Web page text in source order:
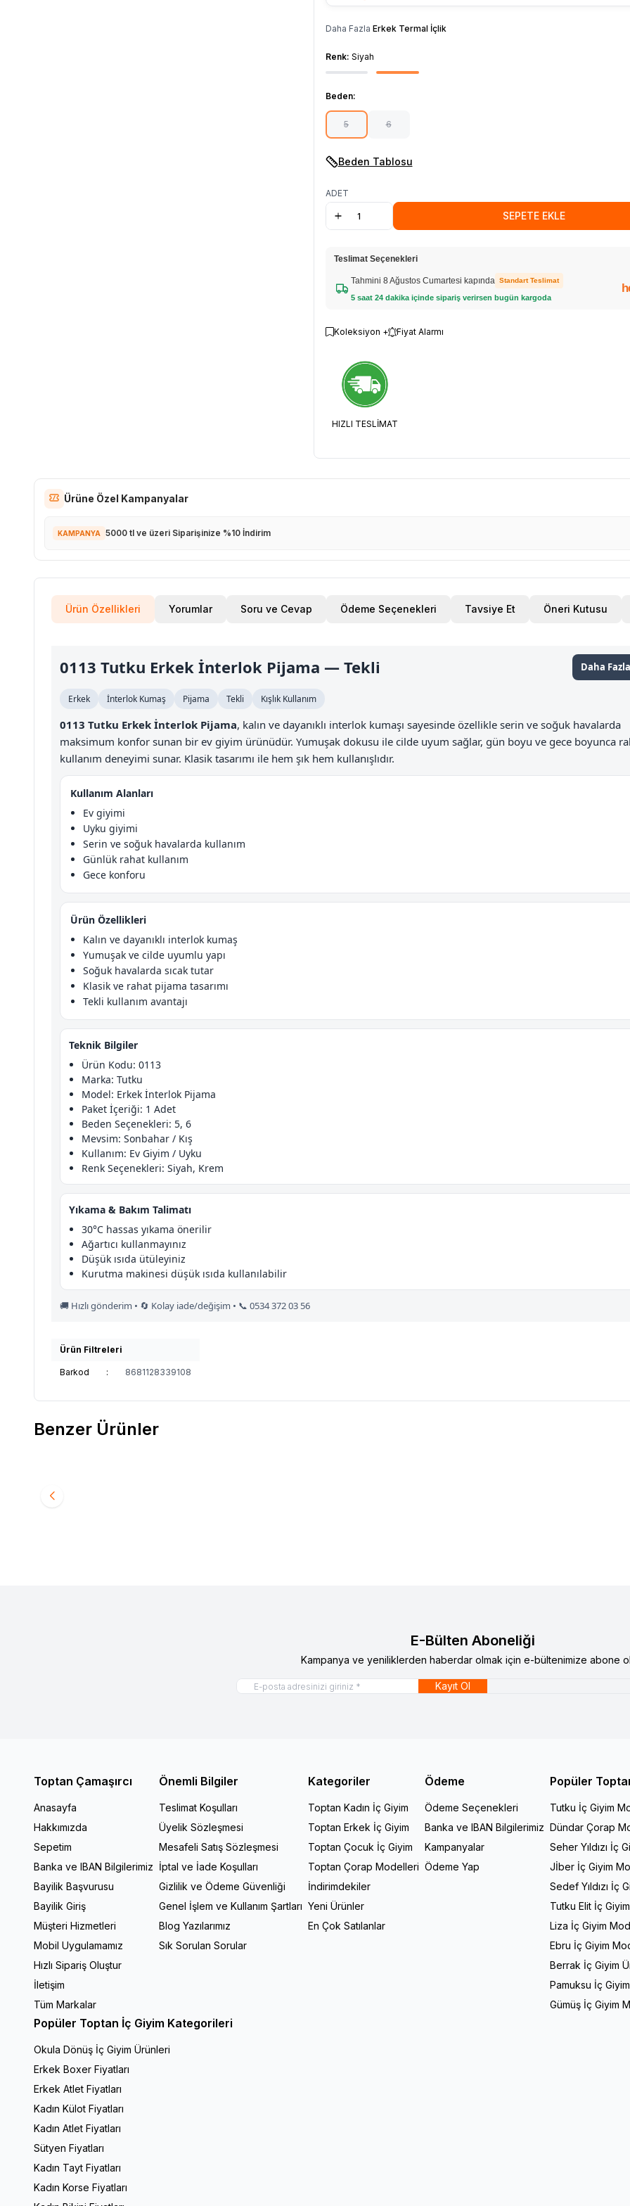
Daha Fazla Erkek Termal İçlik
Renk: Siyah
Beden:
5 6
Beden Tablosu
ADET
SEPETE EKLE
Teslimat Seçenekleri
Tahmini 8 Ağustos Cumartesi kapında Standart Teslimat
5 saat 24 dakika içinde sipariş verirsen bugün kargoda
Koleksiyon + Fiyat Alarmı
HIZLI TESLİMAT
Ürüne Özel Kampanyalar
KAMPANYA 5000 tl ve üzeri Siparişinize %10 İndirim
Ürün Özellikleri Yorumlar Soru ve Cevap Ödeme Seçenekleri Tavsiye Et Öneri Kutusu
0113 Tutku Erkek İnterlok Pijama — Tekli Daha
Erkek İnterlok Kumaş Pijama Tekli Kışlık Kullanım
0113 Tutku Erkek İnterlok Pijama, kalın ve dayanıklı interlok kumaşı sayesinde özellikle serin ve soğuk havalarda
maksimum konfor sunan bir ev giyim ürünüdür. Yumuşak dokusu ile cilde uyum sağlar, gün boyu ve gece boyunca
kullanım deneyimi sunar. Klasik tasarımı ile hem şık hem kullanışlıdır.
Kullanım Alanları
Ev giyimi
Uyku giyimi
Serin ve soğuk havalarda kullanım
Günlük rahat kullanım
Gece konforu
Ürün Özellikleri
Kalın ve dayanıklı interlok kumaş
Yumuşak ve cilde uyumlu yapı
Soğuk havalarda sıcak tutar
Klasik ve rahat pijama tasarımı
Tekli kullanım avantajı
Teknik Bilgiler
Ürün Kodu: 0113
Marka: Tutku
Model: Erkek İnterlok Pijama
Paket İçeriği: 1 Adet
Beden Seçenekleri: 5, 6
Mevsim: Sonbahar / Kış
Kullanım: Ev Giyim / Uyku
Renk Seçenekleri: Siyah, Krem
Yıkama & Bakım Talimatı
30°C hassas yıkama önerilir
Ağartıcı kullanmayınız
Düşük ısıda ütüleyiniz
Kurutma makinesi düşük ısıda kullanılabilir
🚚 Hızlı gönderim • 🔄 Kolay iade/değişim • 📞 0534 372 03 56
Ürün Filtreleri
Barkod : 8681128339108
Benzer Ürünler
694,85
E-Bülten Aboneliği
Kampanya ve yeniliklerden haberdar olmak için e-bültenimize abone
Kayıt Ol
Toptan Çamaşırcı
Anasayfa
Hakkımızda
Sepetim
Banka ve IBAN Bilgilerimiz
Bayilik Başvurusu
Bayilik Giriş
Müşteri Hizmetleri
Mobil Uygulamamız
Hızlı Sipariş Oluştur
İletişim
Tüm Markalar
Önemli Bilgiler
Teslimat Koşulları
Üyelik Sözleşmesi
Mesafeli Satış Sözleşmesi
İptal ve İade Koşulları
Gizlilik ve Ödeme Güvenliği
Genel İşlem ve Kullanım Şartları
Blog Yazılarımız
Sık Sorulan Sorular
Kategoriler
Toptan Kadın İç Giyim
Toptan Erkek İç Giyim
Toptan Çocuk İç Giyim
Toptan Çorap Modelleri
İndirimdekiler
Yeni Ürünler
En Çok Satılanlar
Ödeme
Ödeme Seçenekleri
Banka ve IBAN Bilgilerimiz
Kampanyalar
Ödeme Yap
Popüler
Tutku İç Giyim
Dündar Çorap
Seher Yıldızı İç
Jİber İç Giyim
Sedef Yıldızı İç
Tutku Elit İç
Liza İç Giyim
Ebru İç Giyim
Berrak İç Giyim
Pamuksu İç
Gümüş İç Giyim
Popüler Toptan İç Giyim Kategorileri
Okula Dönüş İç Giyim Ürünleri
Erkek Boxer Fiyatları
Erkek Atlet Fiyatları
Kadın Külot Fiyatları
Kadın Atlet Fiyatları
Sütyen Fiyatları
Kadın Tayt Fiyatları
Kadın Korse Fiyatları